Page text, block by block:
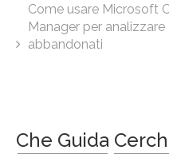
Come usare Microsoft
Manager per
abbandonati
Che Guida